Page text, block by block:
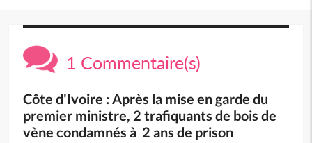
1 Commentaire(s)
Côte d'Ivoire : Après la mise en garde du
premier ministre, 2 trafiquants de bois de
vène condamnés à 2 ans de prison